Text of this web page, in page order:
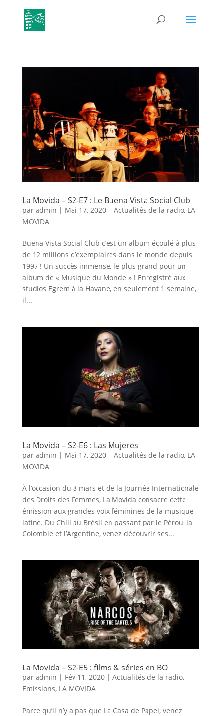
La Movida – S2-E7 : Le Buena Vista Social Club
par admin | Mai 17, 2020| Actualités de la radio, LA
MOVIDA
Buena Vista Social Club c’est un album écoulé à plus
de 12 millions d’exemplaires dans le monde depuis
1997 ! Un succès immense, le plus grand pour un
album de « Musique du Monde » ! Enregistré aux
studios Egrem à la Havane, en seulement 1 semaine,
il...
La Movida – S2-E6 : Las Mujeres
par admin | Mai 17, 2020| Actualités de la radio, LA
MOVIDA
À l’occasion du 8 mars et de la Journée Internationale
des Droits des Femmes, La Movida consacre cette
émission aux grandes voix féminines de la musique
latine. Du Chili au Brésil en passant par le Pérou, la
Colombie et l’Argentine, venez découvrir ses...
La Movida – S2-E5 : films & séries en BO
par admin | Fév 11, 2020| Actualités de la radio,
Emissions, LA MOVIDA
Parce qu’il n’y a pas que La Casa de Papel, venez